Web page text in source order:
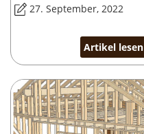
27. September, 2022
Artikel lesen